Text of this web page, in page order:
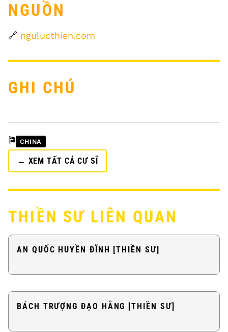
NGUỒN
🔗 ngulucthien.com
GHI CHÚ
🎏 CHINA
← XEM TẤT CẢ CƯ SĨ
THIỀN SƯ LIÊN QUAN
AN QUỐC HUYỀN ĐĨNH [THIỀN SƯ]
BÁCH TRƯỢNG ĐẠO HẰNG [THIỀN SƯ]